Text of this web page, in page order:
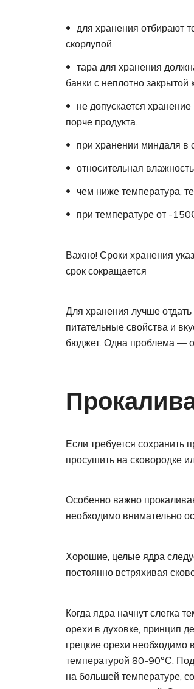
для хранения отбирают
скорлупой.
тара для хранения
банки с неплотно закрытой
не допускается
порче продукта.
при хранении миндаля в
относительная
чем ниже температура,
при температуре от -
Важно! Сроки хранения
срок сокращается
Для хранения лучше
питательные свойства и
бюджет. Одна проблема —
Если требуется сохранить
просушить на сковородке
Особенно важно
необходимо внимательно
Хорошие, целые ядра
постоянно встряхивая
Когда ядра начнут слегка
орехи в духовке, принцип
грецкие орехи необходимо
температурой 80-90°Ϲ.
на большей температуре,